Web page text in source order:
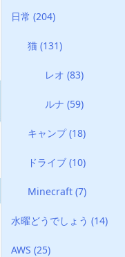
日常 (204)
猫(131)
レオ (83)
ルナ (59)
キャンプ(18)
ドライブ(10)
Minecraft(7)
水曜どうでしょう (14)
AWS (25)